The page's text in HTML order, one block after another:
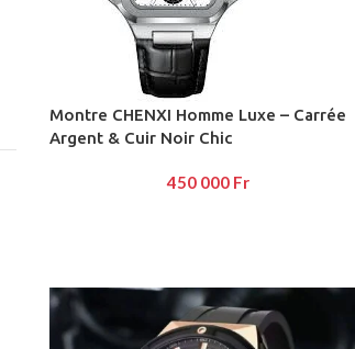
SHOP LAYOUTS
Filters area
No page heading
Small categories menu
Montre CHENXI Homme Luxe – Carrée
Argent & Cuir Noir Chic
450 000 Fr